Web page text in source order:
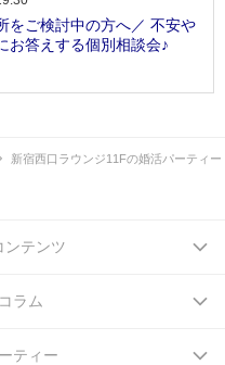
をご検討中の方へ／ 不安や
お答えする個別相談会♪
新宿西口ラウンジ11Fの婚活パーティー
ンテンツ
ラム
ティー